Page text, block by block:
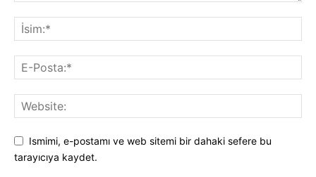
Ismimi, e-postamı ve web sitemi bir dahaki sefere bu
tarayıcıya kaydet.